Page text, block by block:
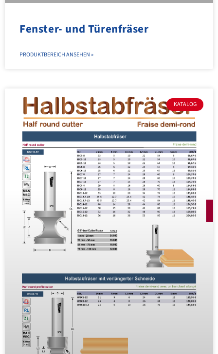
Fenster- und Türenfräser
PRODUKTBEREICH ANSEHEN »
KATALOG